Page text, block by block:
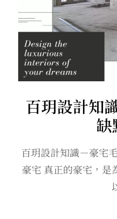
百玥設計知
缺
百玥設計知識－豪宅
豪宅 真正的豪宅，是